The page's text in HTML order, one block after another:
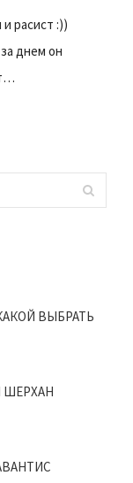
расист :))
днем он
ВЫБРАТЬ
ШЕРХАН